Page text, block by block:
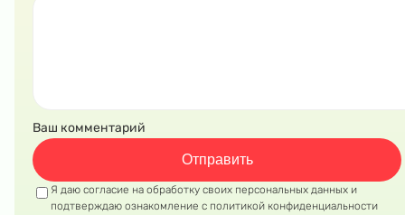
Если у вас остались вопросы по изготовлению
и афиш, пишите нам на почту
звоните по телефону 8 812 994-16-47.
Ждём ваших заказов!
Ваш комментарий
Отправить
Я даю согласие на обработку своих персональных данных и
подтверждаю ознакомление с политикой конфиденциальности